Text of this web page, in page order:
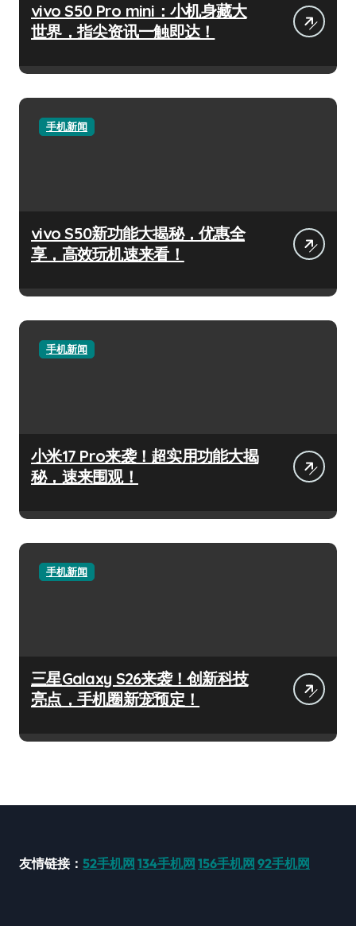
vivo S50 Pro mini：小机身藏大
世界，指尖资讯一触即达！
手机新闻
vivo S50新功能大揭秘，优惠全
享，高效玩机速来看！
手机新闻
小米17 Pro来袭！超实用功能大揭
秘，速来围观！
手机新闻
三星Galaxy S26来袭！创新科技
亮点，手机圈新宠预定！
友情链接： 52手机网 134手机网 156手机网 92手机网